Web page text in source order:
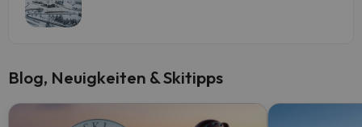
Blog, Neuigkeiten & Skitipps